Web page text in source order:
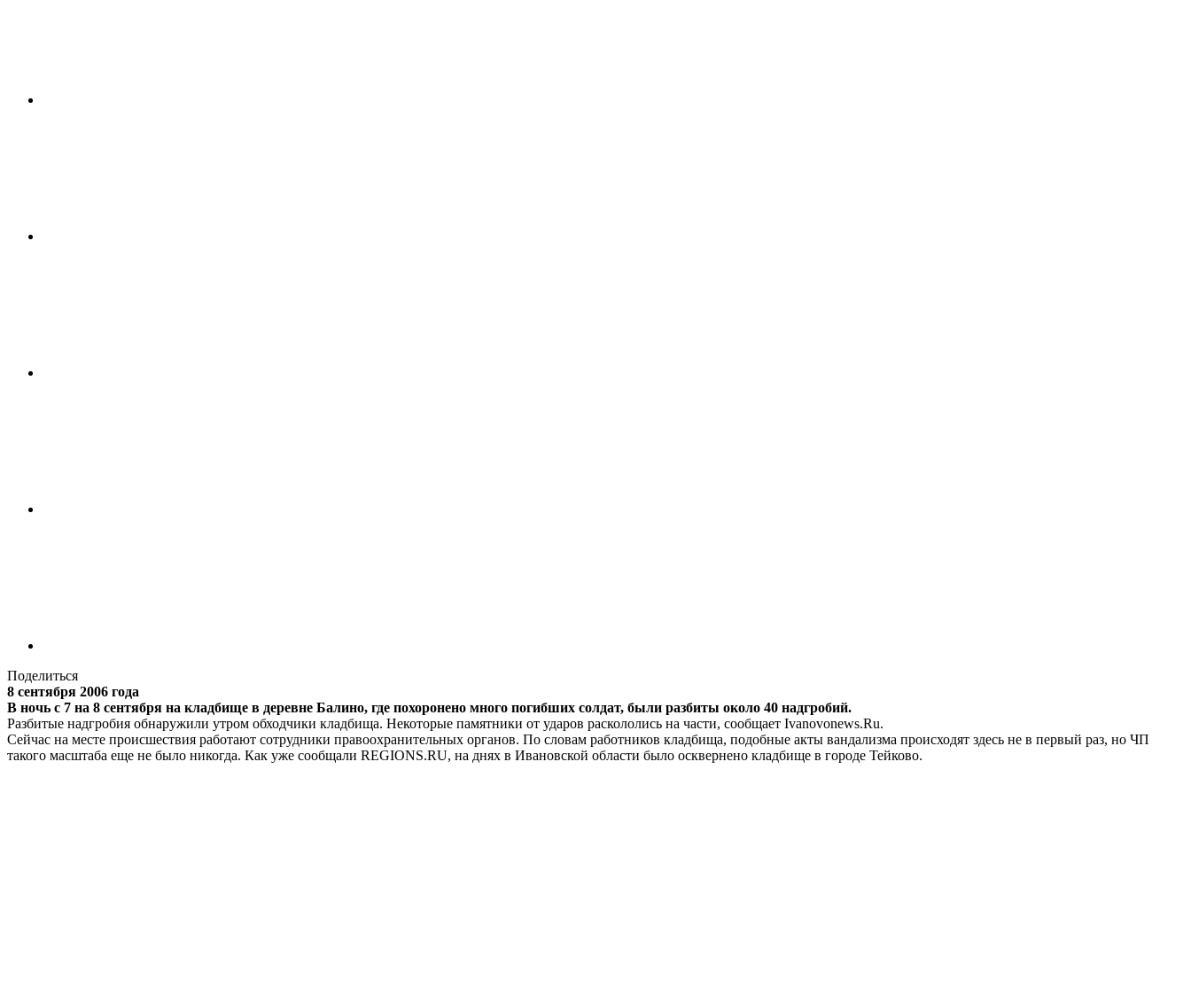
Поделиться
8 сентября 2006 года
В ночь с 7 на 8 сентября на кладбище в деревне Балино, где похоронено много погибших солдат, были разбиты около 40 надгробий.
Разбитые надгробия обнаружили утром обходчики кладбища. Некоторые памятники от ударов раскололись на части, сообщает Ivanovonews.Ru.
Сейчас на месте происшествия работают сотрудники правоохранительных органов. По словам работников кладбища, подобные акты вандализма происходят здесь не в первый раз, но ЧП
такого масштаба еще не было никогда. Как уже сообщали REGIONS.RU, на днях в Ивановской области было осквернено кладбище в городе Тейково.